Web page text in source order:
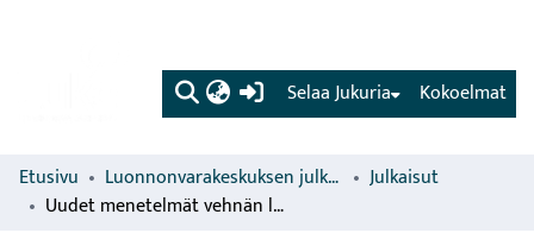
(current) Kokoelmat
Selaa Jukuria
Etusivu Luonnonvarakeskuksen julkaisut
Julkaisut
Uudet menetelmät vehnän leivontaominaisuuksien kehittämiseksi